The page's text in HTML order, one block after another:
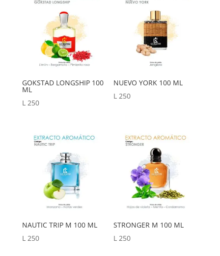
GOKSTAD LONGSHIP 100
ML
L250
NUEVO YORK 100 ML
L 250
NAUTIC TRIP M 100 ML
L250
STRONGER M 100 ML
L 250